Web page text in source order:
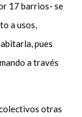
17 barrios- se
a usos,
pues
a través
otras